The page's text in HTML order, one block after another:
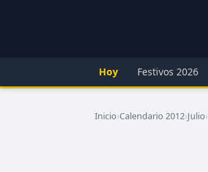
Hoy Festivos 2026
Inicio›Calendario 2012›Julio›